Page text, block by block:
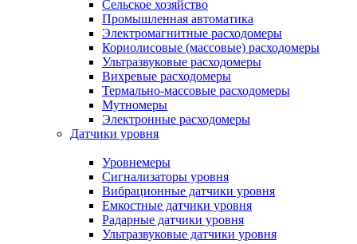
Сельское хозяйство
Промышленная автоматика
Электромагнитные расходомеры
Кориолисовые (массовые) расходомеры
Ультразвуковые расходомеры
Вихревые расходомеры
Термально-массовые расходомеры
Мутномеры
Электронные расходомеры
Датчики уровня
Уровнемеры
Сигнализаторы уровня
Вибрационные датчики уровня
Емкостные датчики уровня
Радарные датчики уровня
Ультразвуковые датчики уровня